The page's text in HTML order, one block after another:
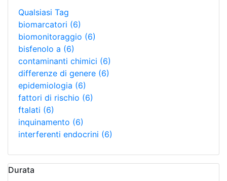
Qualsiasi Tag
biomarcatori (6)
biomonitoraggio (6)
bisfenolo a (6)
contaminanti chimici (6)
differenze di genere (6)
epidemiologia (6)
fattori di rischio (6)
ftalati (6)
inquinamento (6)
interferenti endocrini (6)
Durata